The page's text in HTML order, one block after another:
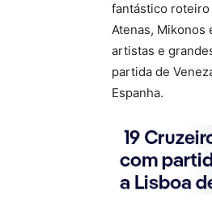
fantástico roteiro
Atenas, Mikonos
artistas e
partida de
Espanha.